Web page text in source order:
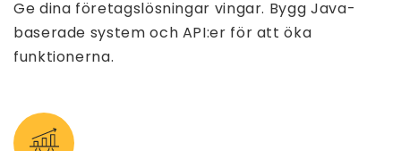
Ge dina företagslösningar vingar. Bygg Java-
baserade system och API:er för att öka
funktionerna.